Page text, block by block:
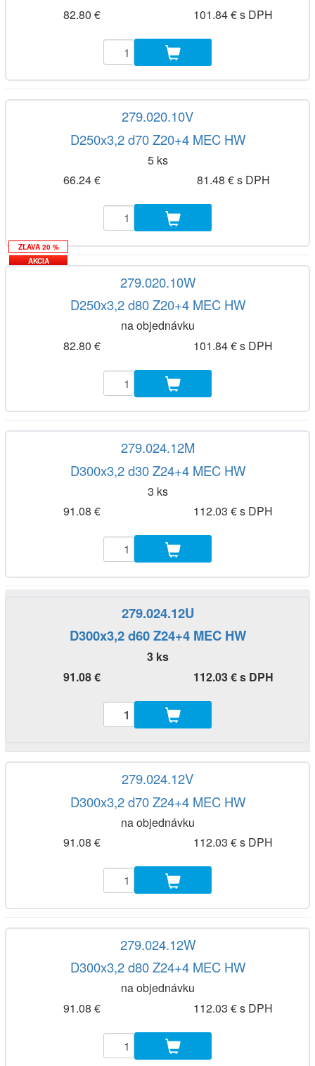
82.80 €
101.84 € s DPH
279.020.10V
D250x3,2 d70 Z20+4 MEC HW
5 ks
66.24 €
81.48 € s DPH
ZĽAVA 20 %
AKCIA
279.020.10W
D250x3,2 d80 Z20+4 MEC HW
na objednávku
82.80 €
101.84 € s DPH
279.024.12M
D300x3,2 d30 Z24+4 MEC HW
3 ks
91.08 €
112.03 € s DPH
279.024.12U
D300x3,2 d60 Z24+4 MEC HW
3 ks
91.08 €
112.03 € s DPH
279.024.12V
D300x3,2 d70 Z24+4 MEC HW
na objednávku
91.08 €
112.03 € s DPH
279.024.12W
D300x3,2 d80 Z24+4 MEC HW
na objednávku
91.08 €
112.03 € s DPH